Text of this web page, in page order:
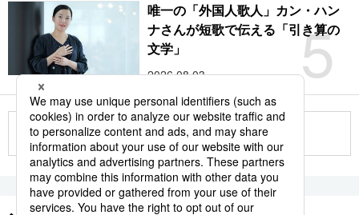
5
唯一の「外国人歌人」カン・ハン
ナさんが短歌で伝える「引き算の
文学」
2026.08.03
もっと見る